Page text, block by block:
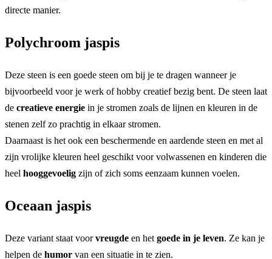
directe manier.
Polychroom jaspis
Deze steen is een goede steen om bij je te dragen wanneer je
bijvoorbeeld voor je werk of hobby creatief bezig bent. De steen laat
de creatieve energie in je stromen zoals de lijnen en kleuren in de
stenen zelf zo prachtig in elkaar stromen.
Daarnaast is het ook een beschermende en aardende steen en met al
zijn vrolijke kleuren heel geschikt voor volwassenen en kinderen die
heel hooggevoelig zijn of zich soms eenzaam kunnen voelen.
Oceaan jaspis
Deze variant staat voorvreugde en het goede in je leven. Ze kan je
helpen de humor van een situatie in te zien.